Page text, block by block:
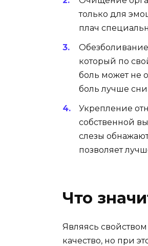
только для
плач
О
который по
боль может не
боль лучше
Укрепление
собственной
слезы
позволяет
Что
Являясь
качество, но при